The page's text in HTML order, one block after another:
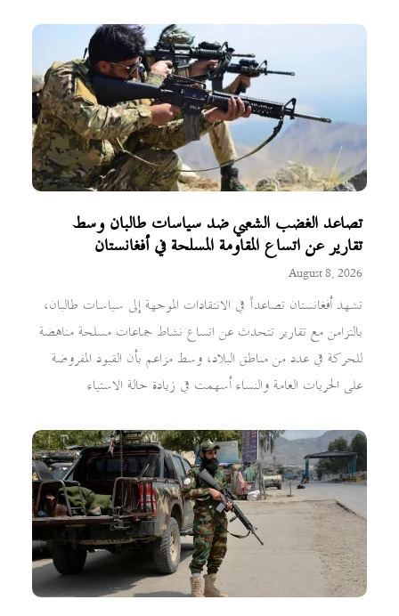
تصاعد الغضب الشعبي ضد سياسات طالبان وسط
تقارير عن اتساع المقاومة المسلحة في أفغانستان
August 8, 2026
تشهد أفغانستان تصاعداً في الانتقادات الموجهة إلى سياسات طالبان،
بالتزامن مع تقارير تتحدث عن اتساع نشاط جماعات مسلحة مناهضة
للحركة في عدد من مناطق البلاد، وسط مزاعم بأن القيود المفروضة
على الحريات العامة والنساء أسهمت في زيادة حالة الاستياء